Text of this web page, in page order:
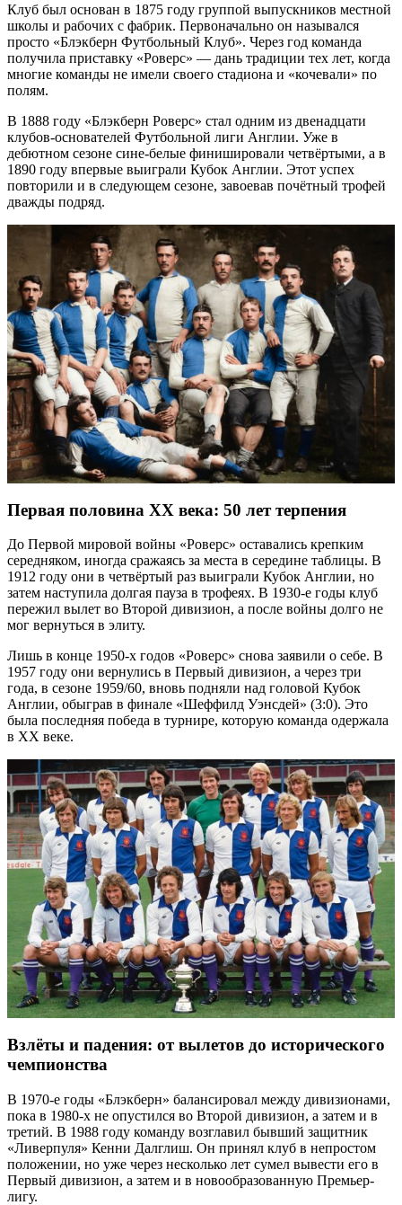
Клуб был основан в 1875 году группой выпускников местной
школы и рабочих с фабрик. Первоначально он назывался
просто «Блэкберн Футбольный Клуб». Через год команда
получила приставку «Роверс» — дань традиции тех лет, когда
многие команды не имели своего стадиона и «кочевали» по
полям.
В 1888 году «Блэкберн Роверс» стал одним из двенадцати
клубов-основателей Футбольной лиги Англии. Уже в
дебютном сезоне сине-белые финишировали четвёртыми, а в
1890 году впервые выиграли Кубок Англии. Этот успех
повторили и в следующем сезоне, завоевав почётный трофей
дважды подряд.
Первая половина XX века: 50 лет терпения
До Первой мировой войны «Роверс» оставались крепким
середняком, иногда сражаясь за места в середине таблицы. В
1912 году они в четвёртый раз выиграли Кубок Англии, но
затем наступила долгая пауза в трофеях. В 1930-е годы клуб
пережил вылет во Второй дивизион, а после войны долго не
мог вернуться в элиту.
Лишь в конце 1950-х годов «Роверс» снова заявили о себе. В
1957 году они вернулись в Первый дивизион, а через три
года, в сезоне 1959/60, вновь подняли над головой Кубок
Англии, обыграв в финале «Шеффилд Уэнсдей» (3:0). Это
была последняя победа в турнире, которую команда одержала
в XX веке.
Взлёты и падения: от вылетов до исторического
чемпионства
В 1970-е годы «Блэкберн» балансировал между дивизионами,
пока в 1980-х не опустился во Второй дивизион, а затем и в
третий. В 1988 году команду возглавил бывший защитник
«Ливерпуля» Кенни Далглиш. Он принял клуб в непростом
положении, но уже через несколько лет сумел вывести его в
Первый дивизион, а затем и в новообразованную Премьер-
лигу.